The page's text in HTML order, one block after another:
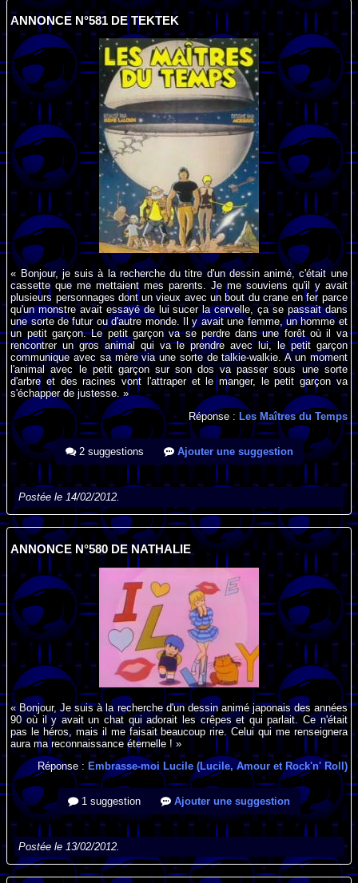
ANNONCE N°581 DE TEKTEK
« Bonjour, je suis à la recherche du titre d'un dessin animé, c'était une
cassette que me mettaient mes parents. Je me souviens qu'il y avait
plusieurs personnages dont un vieux avec un bout du crane en fer parce
qu'un monstre avait essayé de lui sucer la cervelle, ça se passait dans
une sorte de futur ou d'autre monde. Il y avait une femme, un homme et
un petit garçon. Le petit garçon va se perdre dans une forêt où il va
rencontrer un gros animal qui va le prendre avec lui, le petit garçon
communique avec sa mère via une sorte de talkie-walkie. A un moment
l'animal avec le petit garçon sur son dos va passer sous une sorte
d'arbre et des racines vont l'attraper et le manger, le petit garçon va
s'échapper de justesse. »
Réponse : Les Maîtres du Temps
2 suggestions Ajouter une suggestion
Postée le 14/02/2012.
ANNONCE N°580 DE NATHALIE
« Bonjour, Je suis à la recherche d'un dessin animé japonais des années
90 où il y avait un chat qui adorait les crêpes et qui parlait. Ce n'était
pas le héros, mais il me faisait beaucoup rire. Celui qui me renseignera
aura ma reconnaissance éternelle ! »
Réponse : Embrasse-moi Lucile (Lucile, Amour et Rock'n' Roll)
1 suggestion Ajouter une suggestion
Postée le 13/02/2012.